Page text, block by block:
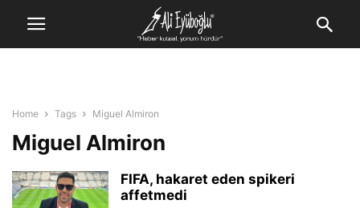
Home Tags Miguel Almiron
Miguel Almiron
FIFA, hakaret eden spikeri
affetmedi